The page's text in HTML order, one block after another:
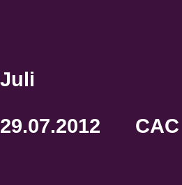
Juli
29.07.2012